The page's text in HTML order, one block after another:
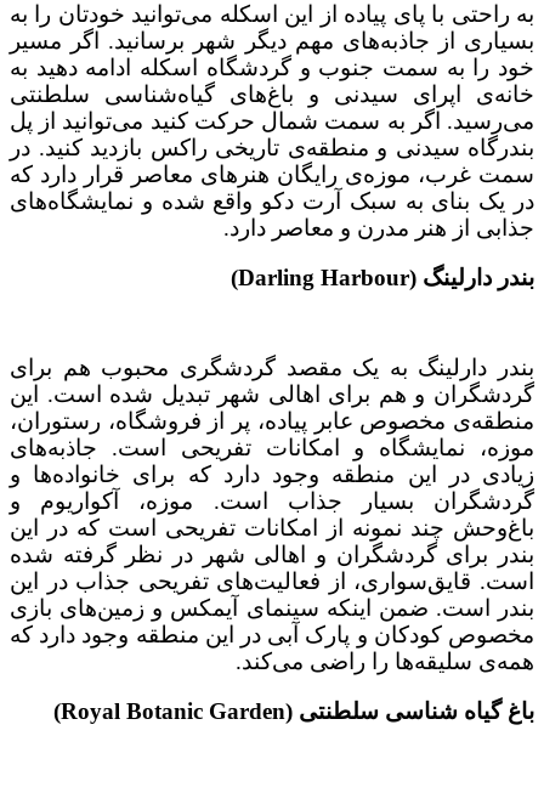
به راحتی با پای پیاده از این اسکله می‌توانید خودتان را به
بسیاری از جاذبه‌های مهم دیگر شهر برسانید. اگر مسیر
خود را به سمت جنوب و گردشگاه اسکله ادامه دهید به
خانه‌ی اپرای سیدنی و باغ‌های گیاه‌شناسی سلطنتی
می‌رسید. اگر به سمت شمال حرکت کنید می‌توانید از پل
بندرگاه سیدنی و منطقه‌ی تاریخی راکس بازدید کنید. در
سمت غرب، موزه‌ی رایگان هنرهای معاصر قرار دارد که
در یک بنای به سبک آرت دکو واقع شده و نمایشگاه‌های
جذابی از هنر مدرن و معاصر دارد.
بندر دارلینگ (Darling Harbour)
بندر دارلینگ به یک مقصد گردشگری محبوب هم برای
گردشگران و هم برای اهالی شهر تبدیل شده است. این
منطقه‌ی مخصوص عابر پیاده، پر از فروشگاه، رستوران،
موزه، نمایشگاه و امکانات تفریحی است. جاذبه‌های
زیادی در این منطقه وجود دارد که برای خانواده‌ها و
گردشگران بسیار جذاب است. موزه، آکواریوم و
باغ‌وحش چند نمونه از امکانات تفریحی است که در این
بندر برای گردشگران و اهالی شهر در نظر گرفته شده
است. قایق‌سواری، از فعالیت‌های تفریحی جذاب در این
بندر است. ضمن اینکه سینمای آیمکس و زمین‌های بازی
مخصوص کودکان و پارک آبی در این منطقه وجود دارد که
همه‌ی سلیقه‌ها را راضی می‌کند.
باغ گیاه شناسی سلطنتی (Royal Botanic Garden
)